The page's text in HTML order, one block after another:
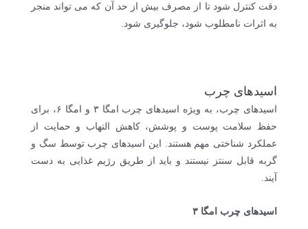
دقت کنترل شود تا از مصرف بیش از حد آن که می تواند منجر
به اثرات نامطلوب شود، جلوگیری شود.
اسیدهای چرب
اسیدهای چرب، به ویژه اسیدهای چرب امگا ۳ و امگا ۶، برای
حفظ سلامت پوست و پوشش، کاهش التهاب و حمایت از
عملکرد شناختی مهم هستند. این اسیدهای چرب توسط سگ و
گربه قابل سنتز نیستند و باید از طریق رژیم غذایی به دست
آیند.
اسیدهای چرب امگا ۳